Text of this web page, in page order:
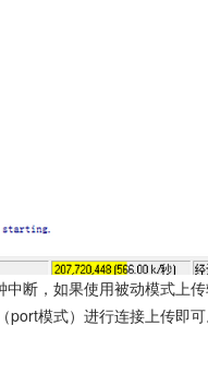
断，如果使用被动模式上
模式）进行连接上传即可